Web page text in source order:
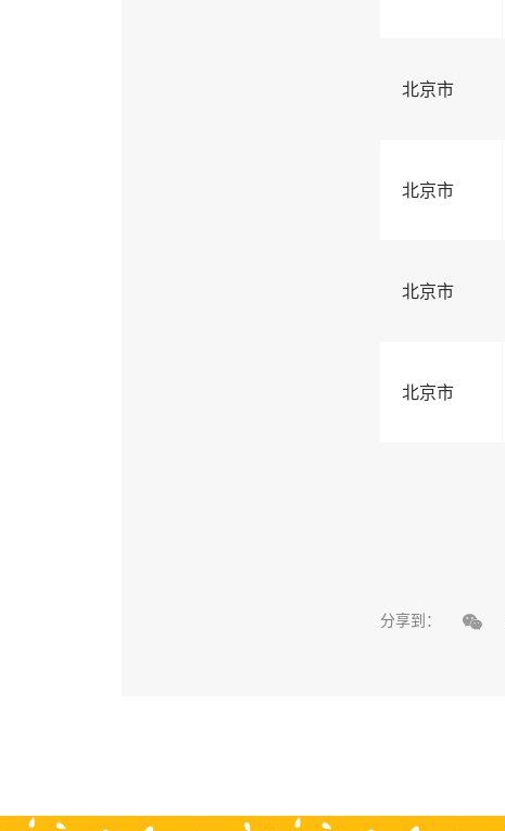
北京市
北京市
北京市
北京市
分享到： 